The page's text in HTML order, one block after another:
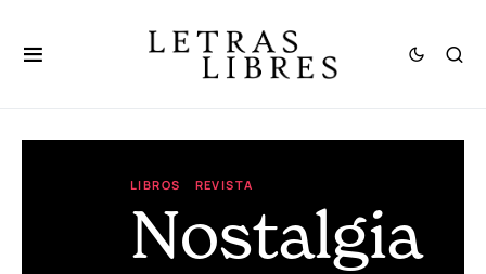
LIBROS REVISTA
Nostalgia